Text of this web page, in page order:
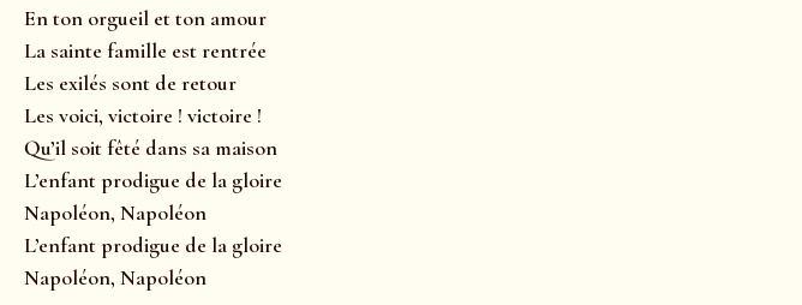
En ton orgueil et ton amour
La sainte famille est rentrée
Les exilés sont de retour
Les voici, victoire ! victoire !
Qu’il soit fêté dans sa maison
L’enfant prodigue de la gloire
Napoléon, Napoléon
L’enfant prodigue de la gloire
Napoléon, Napoléon